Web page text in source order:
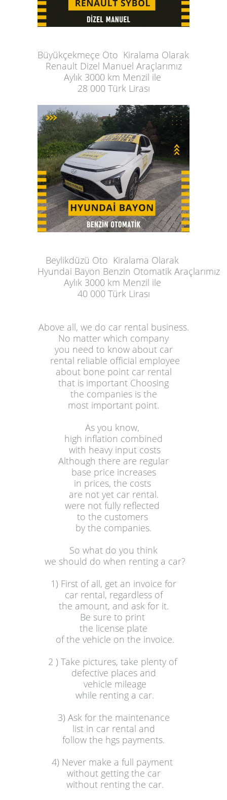
Büyükçekmeçe Oto  Kiralama Olarak
Renault Dizel Manuel Araçlarımız
Aylık 3000 km Menzil ile
28 000 Türk Lirası
Beylikdüzü Oto  Kiralama Olarak
Hyundai Bayon Benzin Otomatik Araçlarımız
Aylık 3000 km Menzil ile
40 000 Türk Lirası
Above all, we do car rental business.
No matter which company
you need to know about car
rental reliable official employee
about bone point car rental
that is important Choosing
the companies is the
most important point.
As you know,
high inflation combined
with heavy input costs
Although there are regular
base price increases
in prices, the costs
are not yet car rental.
were not fully reflected
to the customers
by the companies.
So what do you think
1) First of all, get an invoice for
car rental, regardless of
the amount, and ask for it.
Be sure to print
the license plate
2 ) Take pictures, take plenty of
defective places and
vehicle mileage
3) Ask for the maintenance
list in car rental and
4) Never make a full payment
without getting the car
without renting the car.